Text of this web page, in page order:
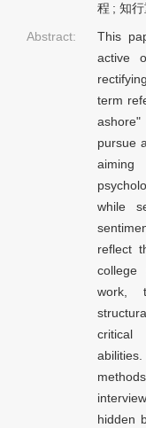
程 ; 知
Abstract:
This
active
term
pursue
while
reflect
college
work,
critical
hidden